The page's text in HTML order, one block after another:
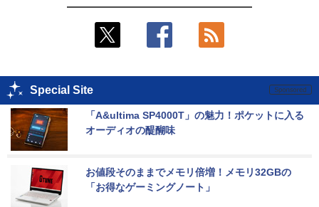
Special Site
「A&ultima SP4000T」の魅力！ポケットに入る
オーディオの醍醐味
お値段そのままでメモリ倍増！メモリ32GBの
「お得なゲーミングノート」